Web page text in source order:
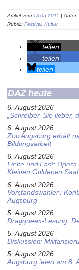
Artikel vom 13.05.2015 | Autor:
Rubrik: Festival, Kultur
teilen
teilen
teilen
DAZ heute
6. August 2026
„Schreiben Sie
6. August 2026
Zoo Augsburg erhält
Bildungsarbeit
6. August 2026
Liebe und Last: Opera
Kleinen Goldenen Saal
6. August 2026
Vorstandswahlen:
Augsburg
5. August 2026
Dragqueen-Lesung:
5. August 2026
Diskussion:
5. August 2026
Augsburg feiert am 8.